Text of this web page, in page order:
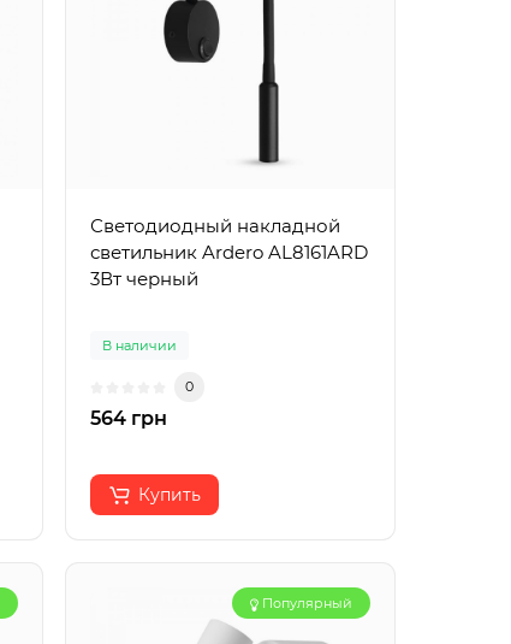
Светодиодный накладной
светильник Ardero AL8161ARD
3Вт черный
В наличии
0
564 грн
Купить
Популярный